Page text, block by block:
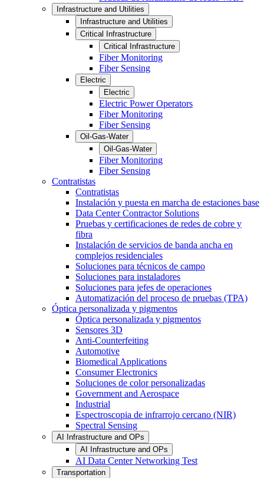
Infrastructure and Utilities
Infrastructure and Utilities
Critical Infrastructure
Critical Infrastructure
Fiber Monitoring
Fiber Sensing
Electric
Electric
Electric Power Operators
Fiber Monitoring
Fiber Sensing
Oil-Gas-Water
Oil-Gas-Water
Fiber Monitoring
Fiber Sensing
Contratistas
Contratistas
Instalación y puesta en marcha de estaciones base
Data Center Contractor Solutions
Pruebas y certificaciones de redes de cobre y
fibra
Instalación de servicios de banda ancha en
complejos residenciales
Soluciones para técnicos de campo
Soluciones para instaladores
Soluciones para jefes de operaciones
Automatización del proceso de pruebas (TPA)
Óptica personalizada y pigmentos
Óptica personalizada y pigmentos
Sensores 3D
Anti-Counterfeiting
Automotive
Biomedical Applications
Consumer Electronics
Soluciones de color personalizadas
Government and Aerospace
Industrial
Espectroscopia de infrarrojo cercano (NIR)
Spectral Sensing
AI Infrastructure and OPs
AI Infrastructure and OPs
AI Data Center Networking Test
Transportation